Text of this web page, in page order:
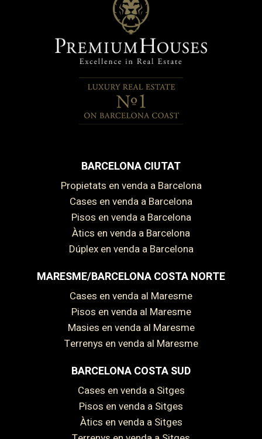
BARCELONA CIUTAT
Propietats en venda a Barcelona
Cases en venda a Barcelona
Pisos en venda a Barcelona
Àtics en venda a Barcelona
Dúplex en venda a Barcelona
MARESME/BARCELONA COSTA NORTE
Cases en venda al Maresme
Pisos en venda al Maresme
Masies en venda al Maresme
Terrenys en venda al Maresme
BARCELONA COSTA SUD
Cases en venda a Sitges
Pisos en venda a Sitges
Àtics en venda a Sitges
Guardar configuració Acceptar totes